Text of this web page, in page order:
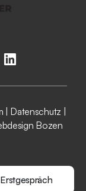
Datenschutz
Bozen